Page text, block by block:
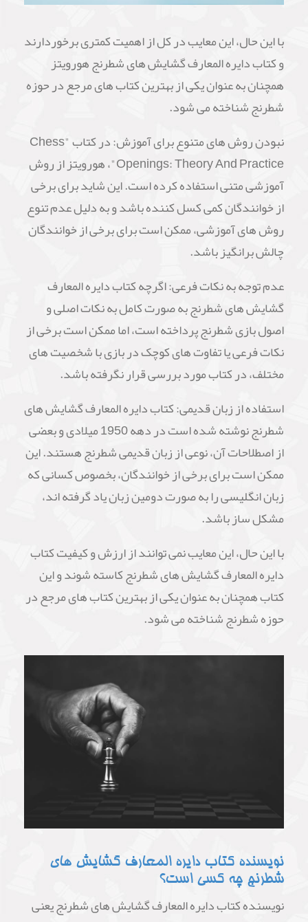
با این حال، این معایب در کل از اهمیت کمتری برخوردارند
و کتاب دایره المعارف گشایش های شطرنج هورویتز
همچنان به عنوان یکی از بهترین کتاب های مرجع در حوزه
شطرنج شناخته می شود.
نبودن روش های متنوع برای آموزش: در کتاب "Chess
Openings: Theory And Practice"، هورویتز از روش
آموزشی متنی استفاده کرده است. این شاید برای برخی
از خوانندگان کمی کسل کننده باشد و به دلیل عدم تنوع
روش های آموزشی، ممکن است برای برخی از خوانندگان
چالش برانگیز باشد.
عدم توجه به نکات فرعی: اگرچه کتاب دایره المعارف
گشایش های شطرنج به صورت کامل به نکات اصلی و
اصول بازی شطرنج پرداخته است، اما ممکن است برخی از
نکات فرعی یا تفاوت های کوچک در بازی با شخصیت های
مختلف، در کتاب مورد بررسی قرار نگرفته باشد.
استفاده از زبان قدیمی: کتاب دایره المعارف گشایش های
شطرنج نوشته شده است در دهه 1950 میلادی و بعضی
از اصطلاحات آن، نوعی از زبان قدیمی شطرنج هستند. این
ممکن است برای برخی از خوانندگان، بخصوص کسانی که
زبان انگلیسی را به صورت دومین زبان یاد گرفته اند،
مشکل ساز باشد.
با این حال، این معایب نمی توانند از ارزش و کیفیت کتاب
دایره المعارف گشایش های شطرنج کاسته شوند و این
کتاب همچنان به عنوان یکی از بهترین کتاب های مرجع در
حوزه شطرنج شناخته می شود.
نویسنده کتاب دایره المعارف گشایش های
شطرنج چه کسی است؟
نویسنده کتاب دایره المعارف گشایش های شطرنج یعنی